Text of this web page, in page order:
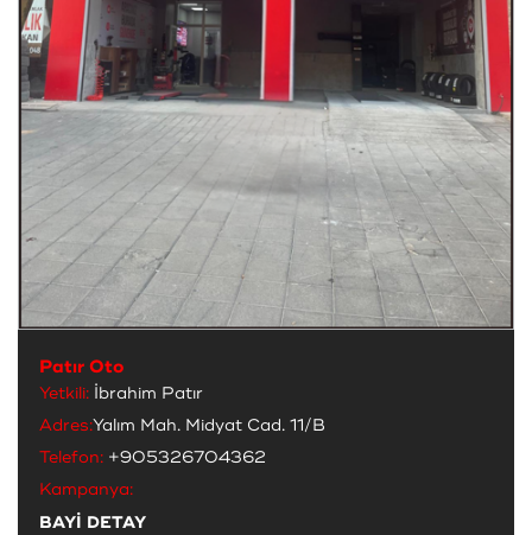
Patır Oto
Yetkili: İbrahim Patır
Adres:Yalım Mah. Midyat Cad. 11/B
Telefon: +905326704362
Kampanya:
BAYİ DETAY